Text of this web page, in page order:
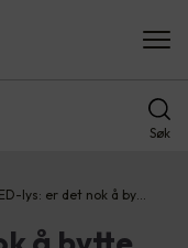
Søk
lys: er det nok å by…